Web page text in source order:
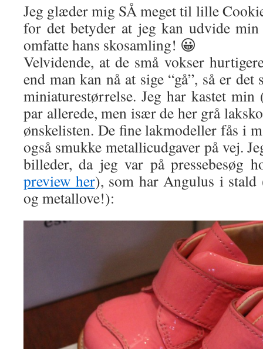
Jeg glæder mig SÅ meget til lille
for det betyder at jeg kan udvide
omfatte hans skosamling! 😀
Velvidende, at de små vokser
end man kan nå at sige “gå”, så er
miniaturestørrelse. Jeg har kastet
par allerede, men især de her grå
ønskelisten. De fine lakmodeller fås i
også smukke metallicudgaver på vej.
billeder, da jeg var på pressebesøg
preview her), som har Angulus i stald
og metallove!):